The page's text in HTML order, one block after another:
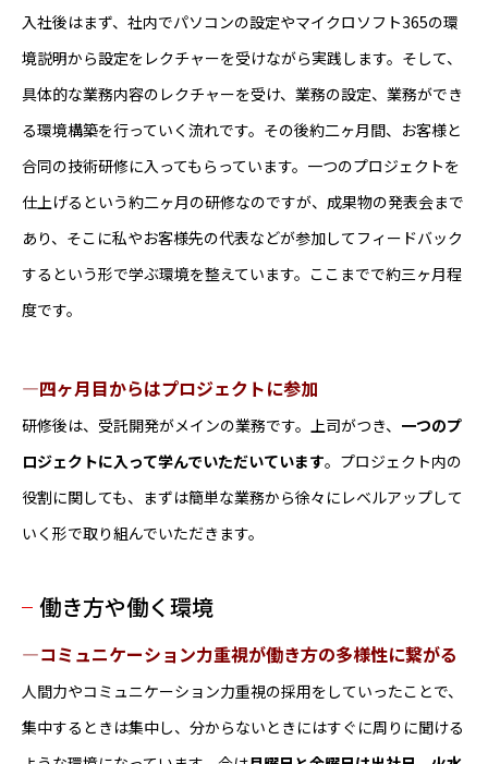
入社後はまず、社内でパソコンの設定やマイクロソフト365の環
境説明から設定をレクチャーを受けながら実践します。そして、
具体的な業務内容のレクチャーを受け、業務の設定、業務ができ
る環境構築を行っていく流れです。その後約二ヶ月間、お客様と
合同の技術研修に入ってもらっています。一つのプロジェクトを
仕上げるという約二ヶ月の研修なのですが、成果物の発表会まで
あり、そこに私やお客様先の代表などが参加してフィードバック
するという形で学ぶ環境を整えています。ここまでで約三ヶ月程
度です。
―四ヶ月目からはプロジェクトに参加
研修後は、受託開発がメインの業務です。上司がつき、 一つのプ
ロジェクトに入って学んでいただいています。プロジェクト内の
役割に関しても、まずは簡単な業務から徐々にレベルアップして
いく形で取り組んでいただきます。
働き方や働く環境
―コミュニケーション力重視が働き方の多様性に繋がる
人間力やコミュニケーション力重視の採用をしていったことで、
集中するときは集中し、分からないときにはすぐに周りに聞ける